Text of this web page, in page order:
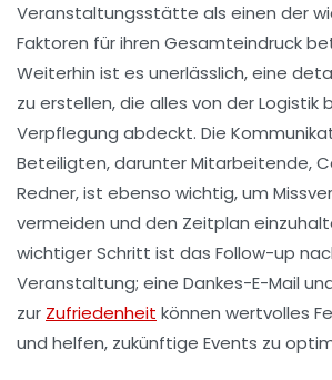
Veranstaltungsstätte als einen der
Faktoren für ihren Gesamteindruck
Weiterhin ist es unerlässlich, eine
zu erstellen, die alles von der Logistik
Verpflegung abdeckt. Die
Beteiligten, darunter Mitarbeitende,
Redner, ist ebenso wichtig, um
vermeiden und den Zeitplan
wichtiger Schritt ist das Follow-up
Veranstaltung; eine Dankes-E-Mail
zur Zufriedenheit können wertvolles
und helfen, zukünftige Events zu